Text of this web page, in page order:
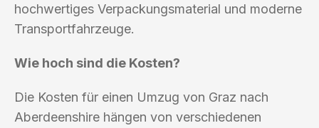
hochwertiges Verpackungsmaterial und moderne
Transportfahrzeuge.
Wie hoch sind die Kosten?
Die Kosten für einen Umzug von Graz nach
Aberdeenshire hängen von verschiedenen